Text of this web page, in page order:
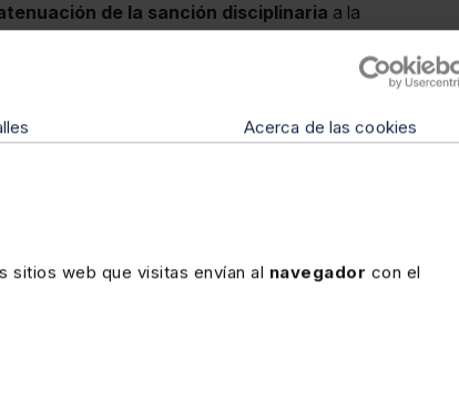
Acerca de las cookies
sitios web que visitas envían al navegador con el
de la sanción disciplinaria a la
ausencia de daño reputacional, lo que incrementa el
a empresa y trabajadora al abono de
a la gravedad de la imputación, el impacto
psicológica, y a una indemnización pordaño
Cantabria 13-3-26, EDJ 540528Rec 1073/2025
2027